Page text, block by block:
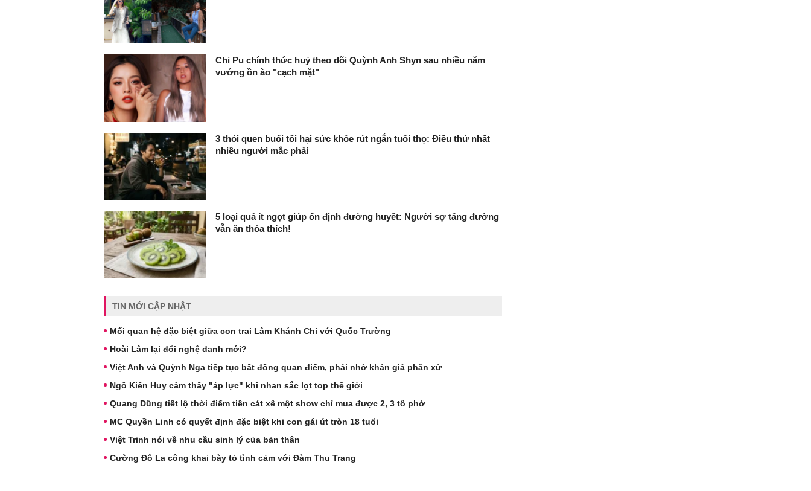
Chi Pu chính thức huỷ theo dõi Quỳnh Anh Shyn sau nhiều năm
vướng ồn ào "cạch mặt"
3 thói quen buổi tối hại sức khỏe rút ngắn tuổi thọ: Điều thứ nhất
nhiều người mắc phải
5 loại quả ít ngọt giúp ổn định đường huyết: Người sợ tăng đường
vẫn ăn thỏa thích!
TIN MỚI CẬP NHẬT
Mối quan hệ đặc biệt giữa con trai Lâm Khánh Chi với Quốc Trường
Hoài Lâm lại đổi nghệ danh mới?
Việt Anh và Quỳnh Nga tiếp tục bất đồng quan điểm, phải nhờ khán giả phân xử
Ngô Kiến Huy cảm thấy "áp lực" khi nhan sắc lọt top thế giới
Quang Dũng tiết lộ thời điểm tiền cát xê một show chỉ mua được 2, 3 tô phở
MC Quyền Linh có quyết định đặc biệt khi con gái út tròn 18 tuổi
Việt Trinh nói về nhu cầu sinh lý của bản thân
Cường Đô La công khai bày tỏ tình cảm với Đàm Thu Trang